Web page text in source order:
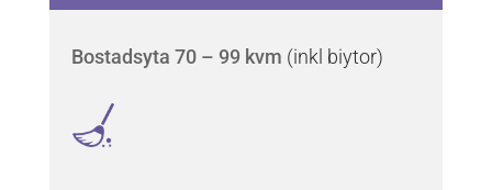
Bostadsyta 70 – 99 kvm (inkl biytor)